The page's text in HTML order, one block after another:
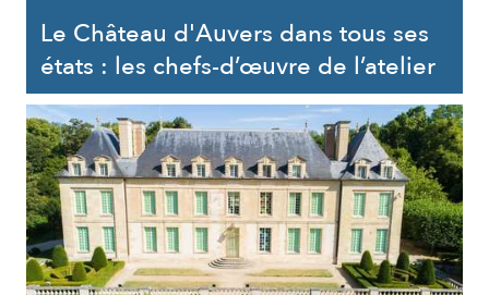
Le Château d'Auvers dans tous ses
états : les chefs-d’œuvre de l’atelier